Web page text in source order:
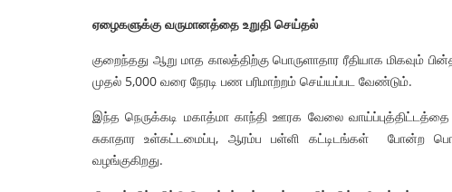
ஏழைகளுக்கு வருமானத்தை உறுதி செய்தல்
குறைந்தது ஆறு மாத காலத்திற்கு பொருளாதார ரீதியாக மிகவும்
முதல் 5,000 வரை நேரடி பண பரிமாற்றம் செய்யப்பட வேண்டும்.
இந்த நெருக்கடி மகாத்மா காந்தி ஊரக வேலை வாய்ப்புத்திட்டத்தை
சுகாதார உள்கட்டமைப்பு, ஆரம்ப பள்ளி கட்டிடங்கள் போன்ற
வழங்குகிறது.